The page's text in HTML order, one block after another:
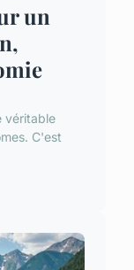
un
véritable
C'est